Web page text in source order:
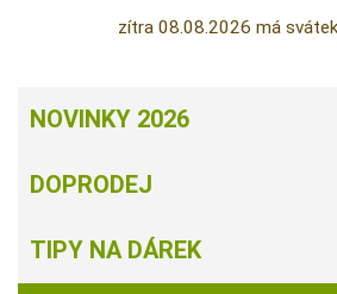
zítra 08.08.2026 má
NOVINKY 2026
DOPRODEJ
TIPY NA DÁREK